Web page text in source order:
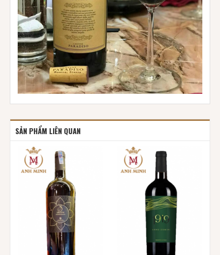
SẢN PHẨM LIÊN QUAN